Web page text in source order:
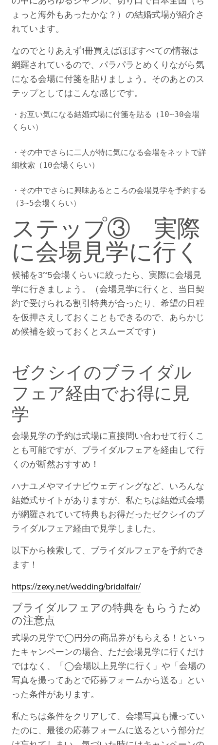
ょっと海外もあったかな？）の結婚式場が紹介さ
れています。
なのでとりあえず1冊買えばほぼすべての情報は
網羅されているので、パラパラとめくりながら気
になる会場に付箋を貼りましょう。そのあとのス
テップとしてはこんな感じです。
・お互い気になる結婚式場に付箋を貼る（10~30会場
くらい）
・その中でさらに二人が特に気になる会場をネットで詳
細検索（10会場くらい）
・その中でさらに興味あるところの会場見学を予約する
（3~5会場くらい）
ステップ③ 実際
に会場見学に行く
候補を3~5会場くらいに絞ったら、実際に会場見
学に行きましょう。（会場見学に行くと、当日契
約で受けられる割引特典が合ったり、希望の日程
を仮押さえしておくこともできるので、あらかじ
め候補を絞っておくとスムーズです）
ゼクシイのブライダル
フェア経由でお得に見
学
会場見学の予約は式場に直接問い合わせて行くこ
とも可能ですが、ブライダルフェアを経由して行
くのが断然おすすめ！
ハナユメやマイナビウェディングなど、いろんな
結婚式サイトがありますが、私たちは結婚式会場
が網羅されていて特典もお得だったゼクシイのブ
ライダルフェア経由で見学しました。
以下から検索して、ブライダルフェアを予約でき
ます！
https://zexy.net/wedding/bridalfair/
ブライダルフェアの特典をもらうため
の注意点
式場の見学で◯円分の商品券がもらえる！といっ
たキャンペーンの場合、ただ会場見学に行くだけ
ではなく、「◯会場以上見学に行く」や「会場の
写真を撮ってあとで応募フォームから送る」とい
った条件があります。
私たちは条件をクリアして、会場写真も撮ってい
たのに、最後の応募フォームに送るという部分だ